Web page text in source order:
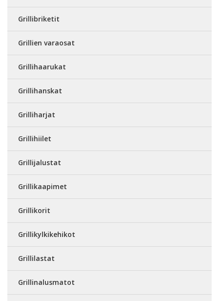
Grillibriketit
Grillien varaosat
Grillihaarukat
Grillihanskat
Grilliharjat
Grillihiilet
Grillijalustat
Grillikaapimet
Grillikorit
Grillikylkikehikot
Grillilastat
Grillinalusmatot